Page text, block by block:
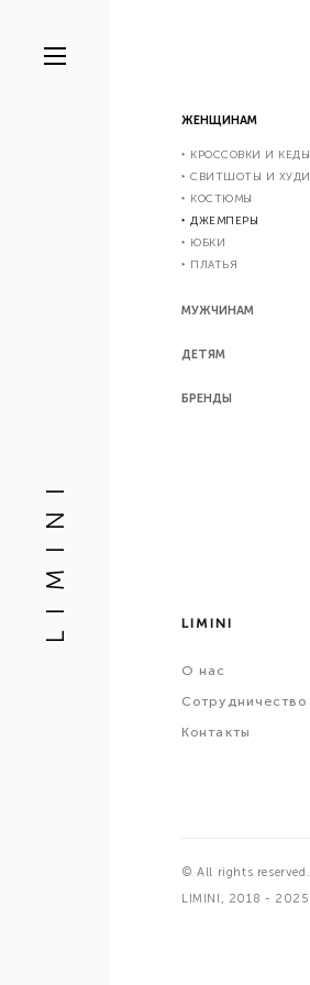
L I M I N I
ЖЕНЩИНАМ
‣ КРОССОВКИ И КЕДЫ
‣ СВИТШОТЫ И ХУДИ
‣ КОСТЮМЫ
‣ ДЖЕМПЕРЫ
‣ ЮБКИ
‣ ПЛАТЬЯ
МУЖЧИНАМ
ДЕТЯМ
БРЕНДЫ
LIMINI
О нас
Сотрудничество
Контакты
© All rights reserved.
LIMINI, 2018 - 2025